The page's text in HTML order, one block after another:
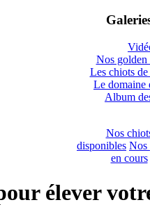
Nos golden
Les chiots
Le domaine
Album
Nos
disponibles Nos
en cours
élever